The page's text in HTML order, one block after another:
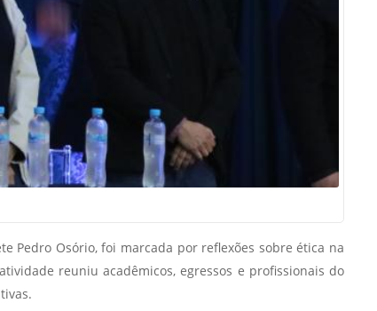
Normas Laboratório
Normas Laboratório
de Materiais
2027
Pedro Osório, foi marcada por reflexões sobre ética na
reuniu acadêmicos, egressos e profissionais do